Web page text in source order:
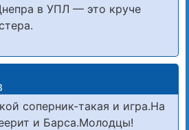
в УПЛ — это круче
соперник-такая и игра.На
и Барса.Молодцы!